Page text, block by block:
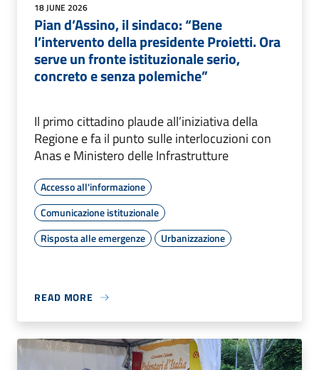
18 JUNE 2026
Pian d’Assino, il sindaco: “Bene
l’intervento della presidente Proietti. Ora
serve un fronte istituzionale serio,
concreto e senza polemiche”
Il primo cittadino plaude all’iniziativa della
Regione e fa il punto sulle interlocuzioni con
Anas e Ministero delle Infrastrutture
Accesso all'informazione
Comunicazione istituzionale
Risposta alle emergenze
Urbanizzazione
READ MORE